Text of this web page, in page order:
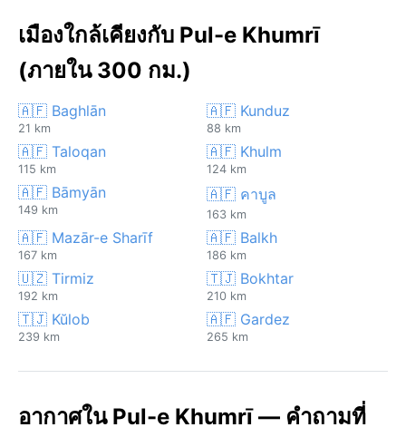
เมืองใกล้เคียงกับ Pul-e Khumrī
(ภายใน 300 กม.)
🇦🇫 Baghlān
21 km
🇦🇫 Kunduz
88 km
🇦🇫 Taloqan
115 km
🇦🇫 Khulm
124 km
🇦🇫 Bāmyān
149 km
🇦🇫 คาบูล
163 km
🇦🇫 Mazār-e Sharīf
167 km
🇦🇫 Balkh
186 km
🇺🇿 Tirmiz
192 km
🇹🇯 Bokhtar
210 km
🇹🇯 Kŭlob
239 km
🇦🇫 Gardez
265 km
อากาศใน Pul-e Khumrī — คำถามที่